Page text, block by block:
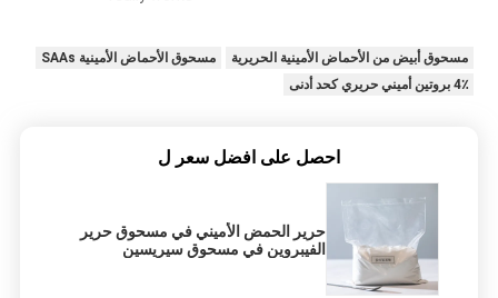
مسحوق أبيض من الأحماض الأمينية الحريرية
مسحوق الأحماض الأمينية SAAs
4٪ بروتين أميني حريري كحد أدنى
احصل على افضل سعر ل
حرير الحمض الأميني في مسحوق حرير
الفيبروين في مسحوق سيريسين